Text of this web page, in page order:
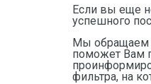
Если вы еще
успешного
Мы обращаем
поможет Вам
фильтра, на